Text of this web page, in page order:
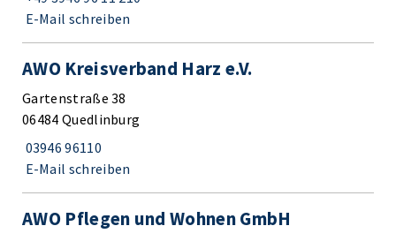
E-Mail schreiben
AWO Kreisverband Harz e.V.
Gartenstraße 38
06484 Quedlinburg
03946 96110
E-Mail schreiben
AWO Pflegen und Wohnen GmbH